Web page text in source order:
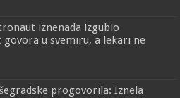
iznenada izgubio
govora u svemiru, a lekari ne
progovorila: Iznela